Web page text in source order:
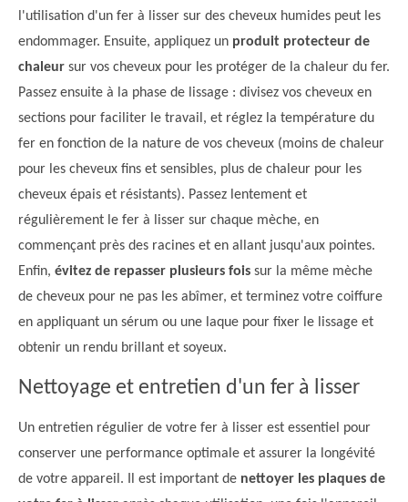
l'utilisation d'un fer à lisser sur des cheveux humides peut les
endommager. Ensuite, appliquez un produit protecteur de
chaleur sur vos cheveux pour les protéger de la chaleur du fer.
Passez ensuite à la phase de lissage : divisez vos cheveux en
sections pour faciliter le travail, et réglez la température du
fer en fonction de la nature de vos cheveux (moins de chaleur
pour les cheveux fins et sensibles, plus de chaleur pour les
cheveux épais et résistants). Passez lentement et
régulièrement le fer à lisser sur chaque mèche, en
commençant près des racines et en allant jusqu'aux pointes.
Enfin, évitez de repasser plusieurs fois sur la même mèche
de cheveux pour ne pas les abîmer, et terminez votre coiffure
en appliquant un sérum ou une laque pour fixer le lissage et
obtenir un rendu brillant et soyeux.
Nettoyage et entretien d'un fer à lisser
Un entretien régulier de votre fer à lisser est essentiel pour
conserver une performance optimale et assurer la longévité
de votre appareil. Il est important de nettoyer les plaques de